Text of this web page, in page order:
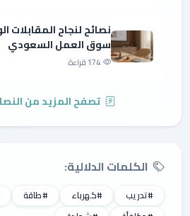
نصائح لنجاح المقابلات
سوق العمل السعودي
174 قراءة
تصفح المزيد من
الكلمات الدلالية:
#تدريب #كهرباء #طاقة